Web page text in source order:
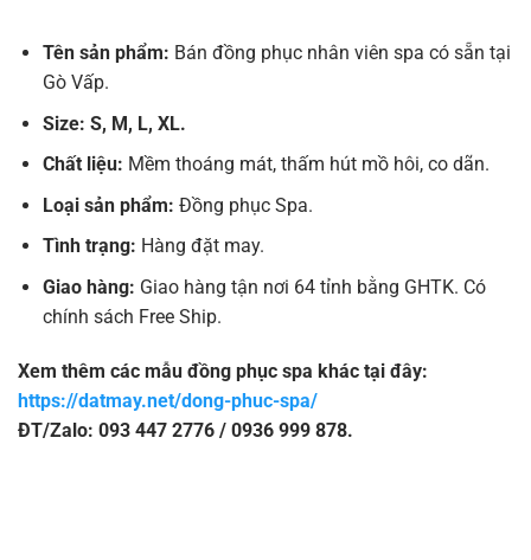
Tên sản phẩm: Bán đồng phục nhân viên spa có sẵn tại
Gò Vấp.
Size: S, M, L, XL.
Chất liệu: Mềm thoáng mát, thấm hút mồ hôi, co dãn.
Loại sản phẩm: Đồng phục Spa.
Tình trạng: Hàng đặt may.
Giao hàng: Giao hàng tận nơi 64 tỉnh bằng GHTK. Có
chính sách Free Ship.
Xem thêm các mẫu đồng phục spa khác tại đây:
https://datmay.net/dong-phuc-spa/
ĐT/Zalo: 093 447 2776 / 0936 999 878.